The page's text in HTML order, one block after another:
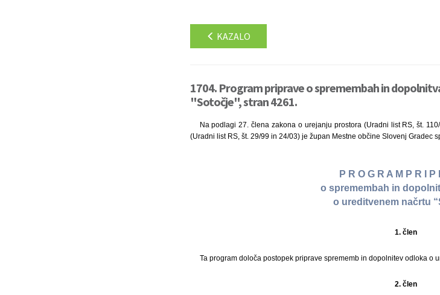
KAZALO
1704. Program priprave o spremembah in
"Sotočje", stran 4261.
Na podlagi 27. člena zakona o urejanju prostora (Uradni list RS, št.
(Uradni list RS, št. 29/99 in 24/03) je župan Mestne občine Slovenj Gradec
P R O G R A M P R I P
o spremembah in
o ureditvenem načrtu
1. člen
Ta program določa postopek priprave sprememb in dopolnitev odloka o
2. člen